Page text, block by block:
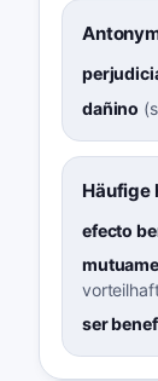
dañino (
Häufige
efecto
ser